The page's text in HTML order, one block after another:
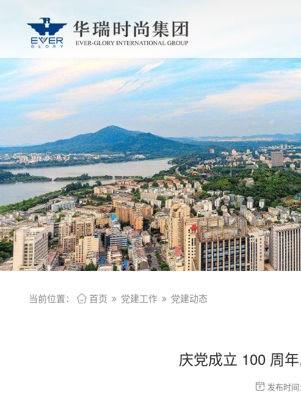
当前位置：  首页 党建工作 党建动态
庆党成立 100 周
 发布时